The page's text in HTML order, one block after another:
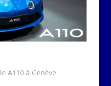
A110 à Genève...